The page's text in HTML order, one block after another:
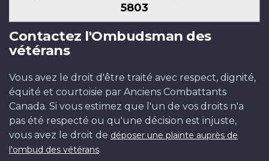
5803
Contactez l'Ombudsman des
vétérans
Vous avez le droit d'être traité avec respect, dignité,
équité et courtoisie par Anciens Combattants
Canada. Si vous estimez que l'un de vos droits n'a
pas été respecté ou qu'une décision est injuste,
vous avez le droit de déposer une plainte auprès de
l'ombud des vétérans.